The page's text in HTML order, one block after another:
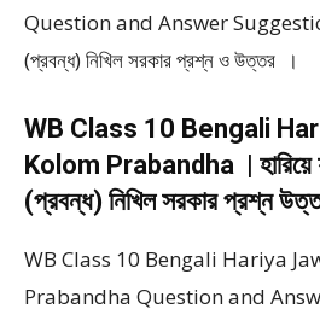
Question and Answer Suggestion –
(প্রবন্ধ) নিখিল সরকার প্রশ্ন ও উত্তর ।
WB Class 10 Bengali
Kolom Prabandha | হারিয়ে
(প্রবন্ধ) নিখিল সরকার প্রশ্ন
WB Class 10 Bengali Hariya
Prabandha Question and